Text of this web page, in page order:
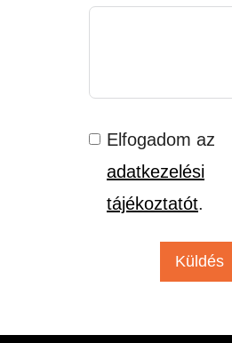
Elfogadom az
adatkezelési
tájékoztatót.
Küldés